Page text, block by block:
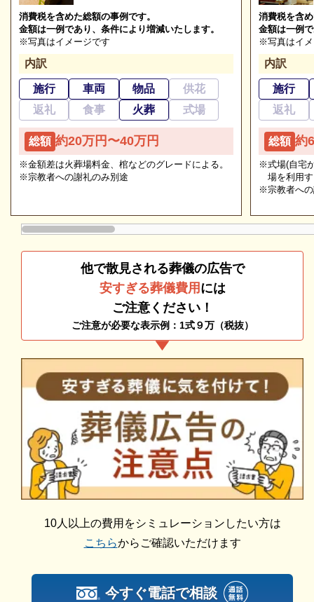
ご相談は無料で承ります
非日常的な葬儀のこと。初めての方はもちろん、経験
のある方でもわからないことが多いものです。少しで
も不安や心配事があれば、些細と思われることでも遠
で理解が進めば、必要・不要の判断もつきやすくなり
追加料金の心配がない総額費用を提示します
人数・式場・火葬場などの各種条件やご要望、ご事情
にあわせて、お見積りを作成いたします。葬儀を施行
する前に総額費用をご確認いただき、それぞれの内訳
をご説明します。その上で葬儀費用の総額にご納得い
ただいてから施行いたしますのでご安心ください。
※2023/08/03時点
尾張北部聖苑で行える葬儀の種類について解説しま
す。
尾張北部聖苑の一般葬
尾張北部聖苑では「一般葬」が
別式を執り行うプランです。
故人に仕事関係や近所の人など知人が多く、家族や親
戚以外も参列する人が多い場合、故人を見送るに相応
しい、従来の形式による立派な葬儀を執り行いたいと
いう人におすすめのプランです。
尾張北部聖苑の一日葬
尾張北部聖苑では「一日葬」が可能です。
一日葬とは、通夜式をせず、1日のみで告別式から火
葬までを執り行うプランです。
通夜式にかかる費用が節約できますし、ご高齢の方や
遠方からの方などの負担も軽減できます。
れがしたいという方や、費用も時間もおさえつつ式を
したいといった方におすすめのプランです。
尾張北部聖苑の家族葬
消費税を含めた総額の事例です。
金額は一例であり、条件により増減いたします。
※写真はイメージです
内訳
施行 車両 物品
供花
返礼
食事 火葬 式場
総額 約20万円〜40万円
※金額差は火葬場料金、棺などのグレードによる。
※宗教者への謝礼のみ別途
消費税を含
金額は一例
※写真はイ
内訳
施行
返礼
総額 約
※式場(自宅
場を利用
※宗教者へ
他で散見される葬儀の広告で
安すぎる葬儀費用 には
ご注意ください！
ご注意が必要な表示例：1式９万（税抜）
10人以上の費用をシミュレーションしたい方は
こちらからご確認いただけます
今すぐ電話で相談